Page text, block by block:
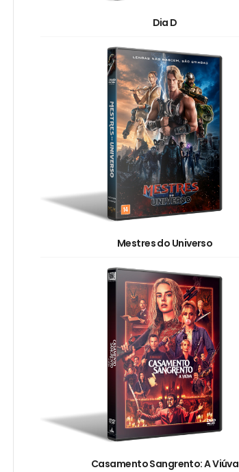
Dia D
Mestres do Universo
Casamento Sangrento: A Viúva